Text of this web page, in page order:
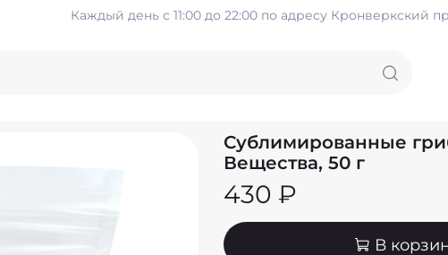
Каждый день с 11:00 до 22:00 по адресу Кронверкский
Сублимированные
Вещества, 50 г
430 ₽
В